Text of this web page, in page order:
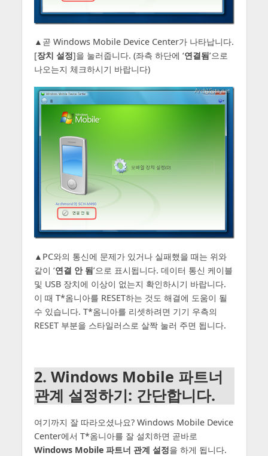
▲곧 Windows Mobile Device Center가 나타납니다.
[장치 설정]을 눌러줍니다. (좌측 하단에 ‘연결됨’으로
나오는지 체크하시기 바랍니다)
▲PC와의 통신에 문제가 있거나 실패했을 때는 위와
같이 ‘연결 안 됨’으로 표시됩니다. 데이터 통신 케이블
및 USB 장치에 이상이 없는지 확인하시기 바랍니다.
이 때 T*옴니아를 RESET하는 것도 해결에 도움이 될
수 있습니다. T*옴니아를 리셋하려면 기기 우측의
RESET 부분을 스타일러스로 살짝 눌러 주면 됩니다.
2. Windows Mobile 파트너
관계 설정하기: 간단합니다.
여기까지 잘 따라오셨나요? Windows Mobile Device
Center에서 T*옴니아를 잘 설치하면 곧바로
Windows Mobile 파트너 관계 설정을 하게 됩니다.